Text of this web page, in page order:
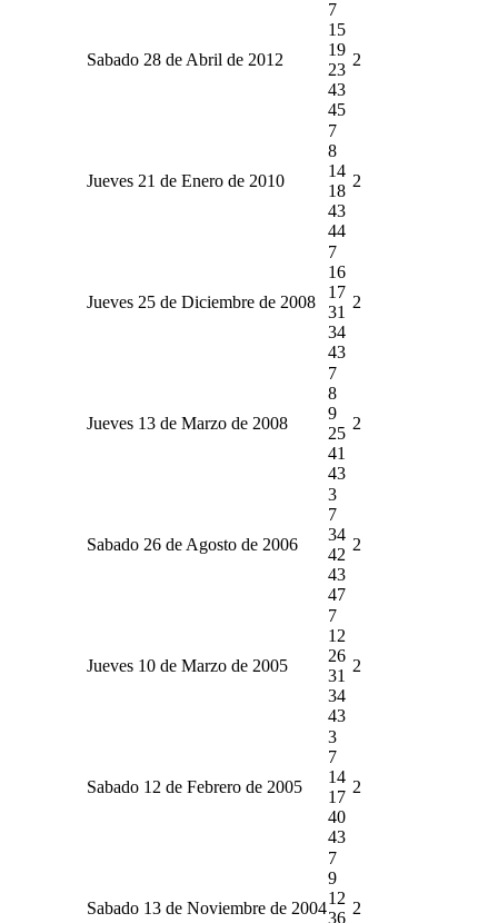
Sabado 28 de Abril de 2012
7
15
19
23
43
45
2
Jueves 21 de Enero de 2010
7
8
14
18
43
44
2
Jueves 25 de Diciembre de 2008
7
16
17
31
34
43
2
Jueves 13 de Marzo de 2008
7
8
9
25
41
43
2
Sabado 26 de Agosto de 2006
3
7
34
42
43
47
2
Jueves 10 de Marzo de 2005
7
12
26
31
34
43
2
Sabado 12 de Febrero de 2005
3
7
14
17
40
43
2
Sabado 13 de Noviembre de 2004
7
9
12
36
2